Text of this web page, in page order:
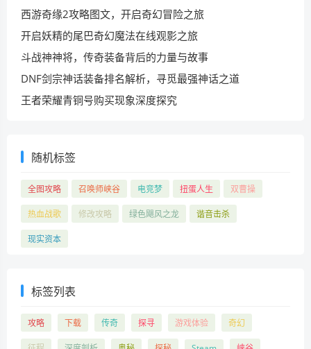
西游奇缘2攻略图文，开启奇幻冒险之旅
开启妖精的尾巴奇幻魔法在线观影之旅
斗战神神将，传奇装备背后的力量与故事
DNF剑宗神话装备排名解析，寻觅最强神话之道
王者荣耀青铜号购买现象深度探究
随机标签
全图攻略 召唤师峡谷 电竞梦 扭蛋人生 双曹操
热血战歌 修改攻略 绿色飓风之龙 谐音击杀
现实资本
标签列表
攻略 下载 传奇 探寻 游戏体验 奇幻